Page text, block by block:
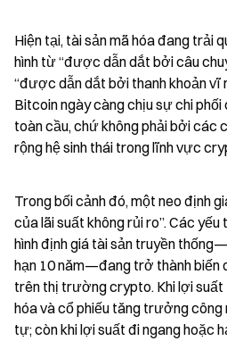
Hiện tại, tài sản mã hóa đang trải
hình từ “được dẫn dắt bởi câu
“được dẫn dắt bởi thanh khoản vĩ
Bitcoin ngày càng chịu sự chi
toàn cầu, chứ không phải bởi các
rộng hệ sinh thái trong lĩnh vực
Trong bối cảnh đó, một neo định
của lãi suất không rủi ro”. Các
hình định giá tài sản truyền
hạn 10 năm—đang trở thành biến
trên thị trường crypto. Khi lợi suất
hóa và cổ phiếu tăng trưởng
tự; còn khi lợi suất đi ngang hoặc